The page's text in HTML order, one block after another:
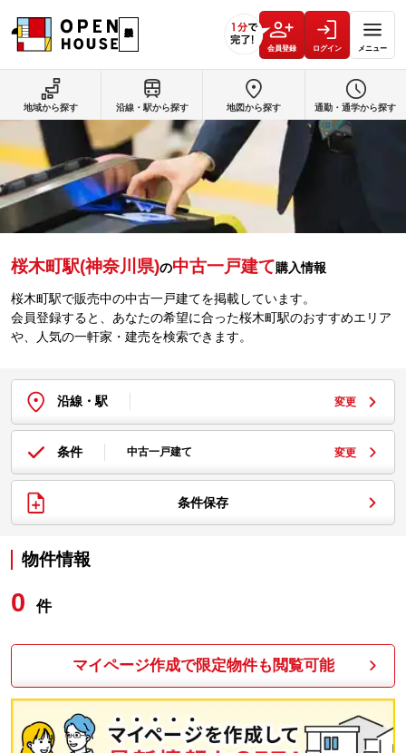
会員登録 ログイン メニュー
桜木町駅(神奈川県)の中古一戸建て購入情報
桜木町駅で販売中の中古一戸建てを掲載しています。
会員登録すると、あなたの希望に合った桜木町駅のおすすめエリア
や、人気の一軒家・建売を検索できます。
沿線・駅 変更
条件 中古一戸建て 変更
条件保存
物件情報
0 件
マイページ作成で限定物件も閲覧可能
地域から探す 沿線・駅から探す 地図から探す 通勤・通学から探す